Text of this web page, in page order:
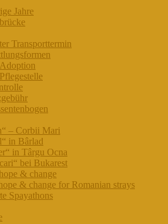
Jahre
Transporttermin
Adoption
Pflegestelle
– Corbii Mari
in Bârlad
in Târgu Ocna
bei Bukarest
& change
& change for Romanian strays
Spayathons